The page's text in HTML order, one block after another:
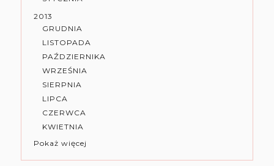
2013
GRUDNIA
LISTOPADA
PAŹDZIERNIKA
WRZEŚNIA
SIERPNIA
LIPCA
CZERWCA
KWIETNIA
Pokaż więcej